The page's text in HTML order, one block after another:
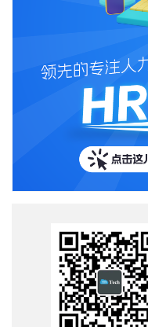
时，下一步就是让AI真正“
作，而非只处理单点事务。
们几乎发现了一个共同点
理、数据标注与数据治理。 我们在构建Galileo的过程中也得到了相
同的教训：如果数据不准
失真。AI本身并不“理解”
与向量计算来生成答案。
致高比例的错误结论。（可
播客内容。） 这也是为什么像IBM、沃尔玛、BMS这样的公司最终
发现，“数据所有权”成为了关键战略资
预见，所有公司都将踏上这一学习曲线。 智
令人兴奋的是：AI智能体
Agent-to-Agent（A2A）通
些协议仍在早期阶段，但企业界已在
句：别急着采购五十个不
作，它们的实际价值会大
年，就是为了避免“被锁死在某